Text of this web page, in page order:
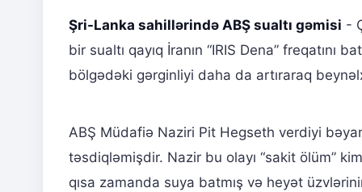
Şri-Lanka sahillərində ABŞ sualtı gəmisi -
bir sualtı qayıq İranın “IRIS Dena”
bölgədəki gərginliyi daha da artıraraq
ABŞ Müdafiə Naziri Pit Hegseth verdiyi
təsdiqləmişdir. Nazir bu olayı “sakit ölüm”
qısa zamanda suya batmış və heyət